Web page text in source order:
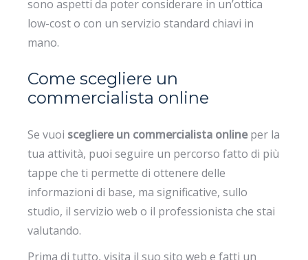
sono aspetti da poter considerare in un’ottica
low-cost o con un servizio standard chiavi in
mano.
Come scegliere un
commercialista online
Se vuoi scegliere un commercialista onlineper la
tua attività, puoi seguire un percorso fatto di più
tappe che ti permette di ottenere delle
informazioni di base, ma significative, sullo
studio, il servizio web o il professionista che stai
valutando.
Prima di tutto, visita il suo sito web e fatti un